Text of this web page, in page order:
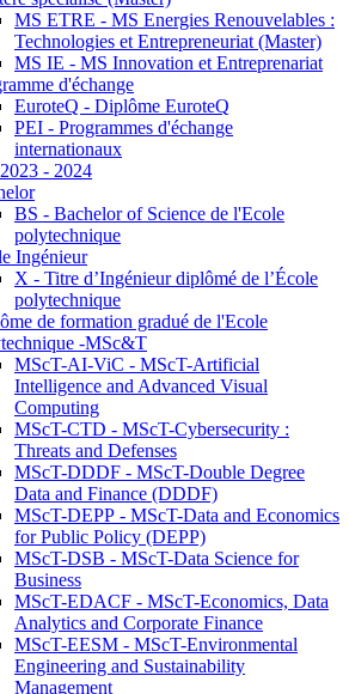
MS ETRE - MS Energies Renouvelables :
Technologies et Entrepreneuriat (Master)
MS IE - MS Innovation et Entreprenariat
d'échange
EuroteQ - Diplôme EuroteQ
PEI - Programmes d'échange
internationaux
- 2024
BS - Bachelor of Science de l'Ecole
polytechnique
Ingénieur
X - Titre d’Ingénieur diplômé de l’École
polytechnique
de formation gradué de l'Ecole
-MSc&T
MScT-AI-ViC - MScT-Artificial
Intelligence and Advanced Visual
Computing
MScT-CTD - MScT-Cybersecurity :
Threats and Defenses
MScT-DDDF - MScT-Double Degree
Data and Finance (DDDF)
MScT-DEPP - MScT-Data and Economics
for Public Policy (DEPP)
MScT-DSB - MScT-Data Science for
Business
MScT-EDACF - MScT-Economics, Data
Analytics and Corporate Finance
MScT-EESM - MScT-Environmental
Engineering and Sustainability
Management